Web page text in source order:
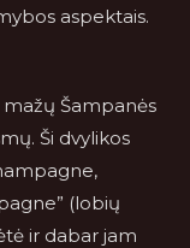
aspektais.
mažų Šampanės
Ši dvylikos
(lobių
ir dabar jam